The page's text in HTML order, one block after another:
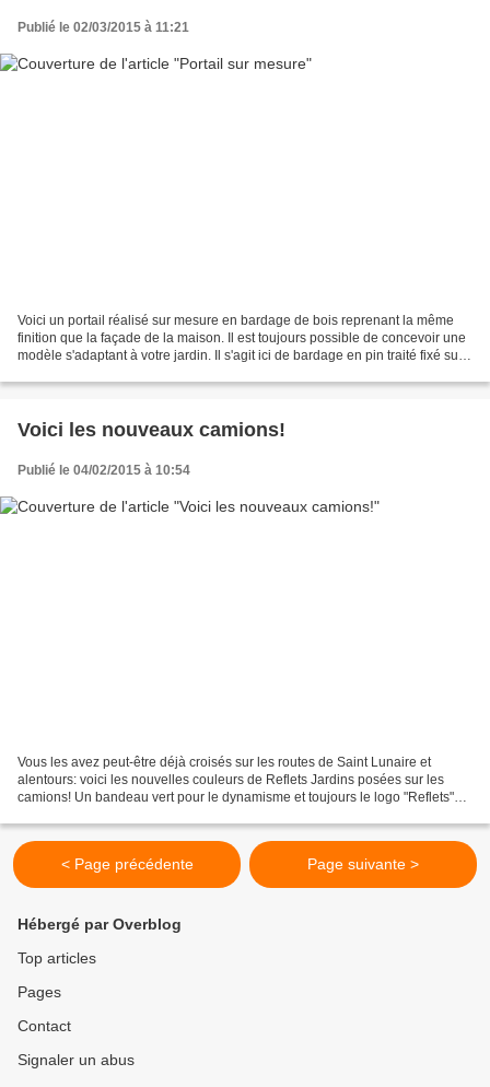
Publié le 02/03/2015 à 11:21
Voici un portail réalisé sur mesure en bardage de bois reprenant la même
finition que la façade de la maison. Il est toujours possible de concevoir une
modèle s'adaptant à votre jardin. Il s'agit ici de bardage en pin traité fixé sur
Voici les nouveaux camions!
Publié le 04/02/2015 à 10:54
Vous les avez peut-être déjà croisés sur les routes de Saint Lunaire et
alentours: voici les nouvelles couleurs de Reflets Jardins posées sur les
camions! Un bandeau vert pour le dynamisme et toujours le logo "Reflets"
< Page précédente Page suivante >
Hébergé par Overblog
Top articles
Pages
Contact
Signaler un abus